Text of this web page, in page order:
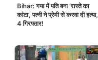
Bihar: गया में पति बना ‘रास्ते का
कांटा’, पत्नी ने प्रेमी से करवा दी हत्या,
4 गिरफ्तार!